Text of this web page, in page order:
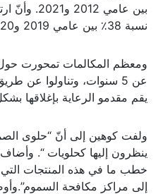
بين عامي
نسبة 38٪ بين عامي 2019 و2020.
ومعظم المكالمات تمحورت حول
عن 5 سنوات، وتناولوا عن
يقم مقدمو الرعاية بإغلاقها
ولفت كوهين إلى أنّ “حلوى
ينظرون إليها كحلويات “.
خطب ما في هذه المنتجات التي
إلى مراكز مكافحة